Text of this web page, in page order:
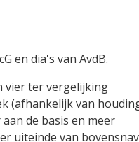
en dia's van AvdB.
vier ter vergelijking
(afhankelijk van
de basis en meer
uiteinde van